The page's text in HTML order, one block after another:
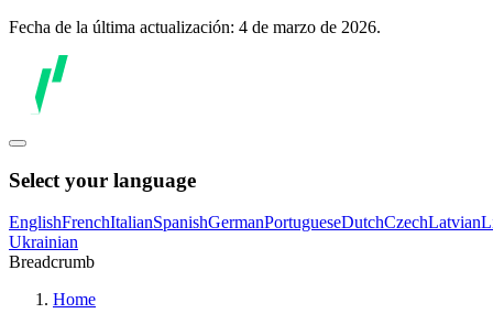
Fecha de la última actualización: 4 de marzo de 2026.
Select your language
EnglishFrenchItalianSpanishGermanPortugueseDutchCzechLatvian
Ukrainian
Breadcrumb
Home